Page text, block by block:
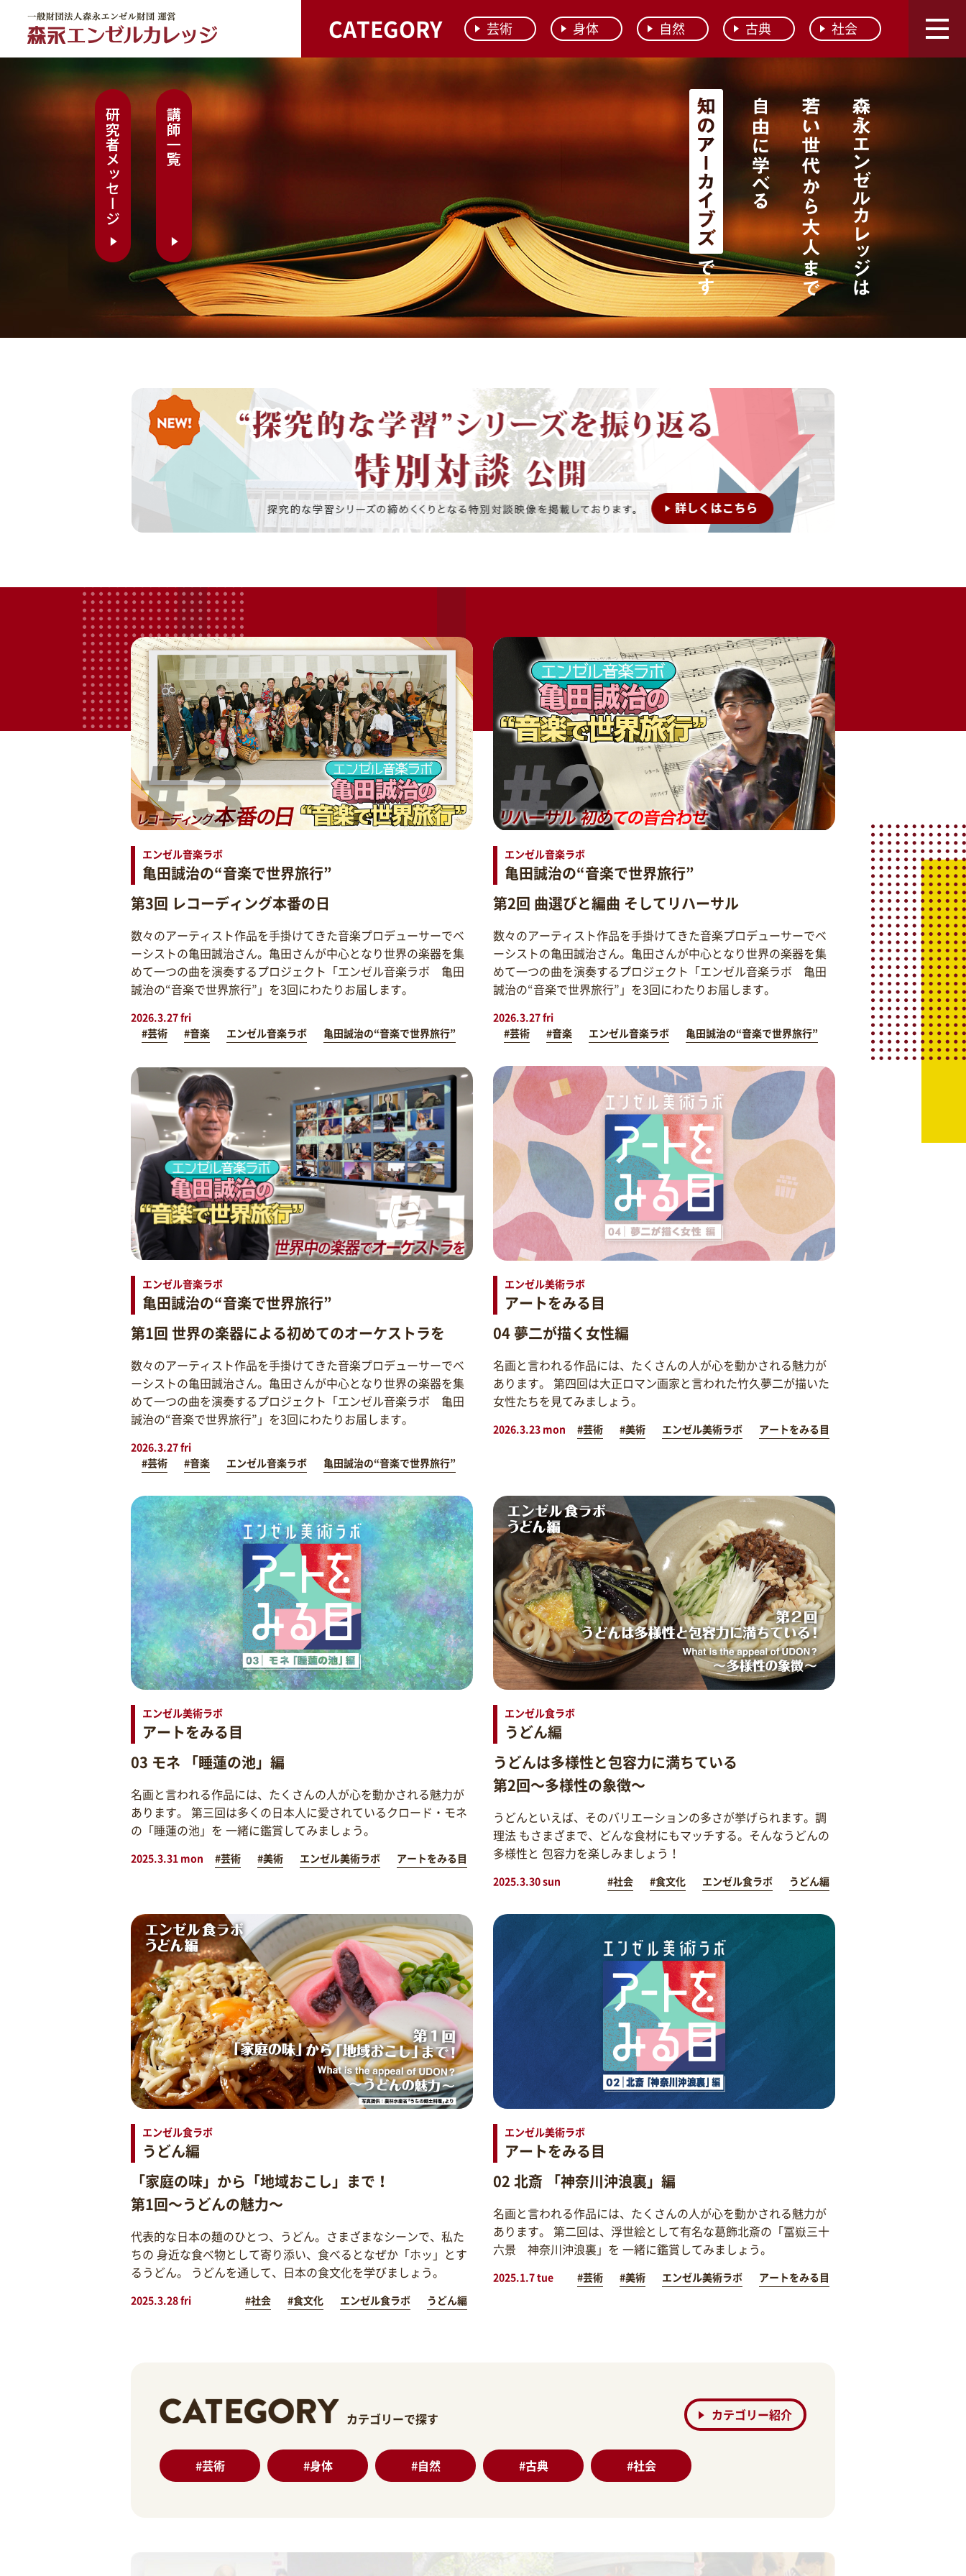
CATEGORY 芸術 身体 自然 古典 社会
エンゼル音楽ラボ
亀田誠治の“音楽で世界旅行”
第3回 レコーディング本番の日
数々のアーティスト作品を手掛けてきた音楽プロデューサーでベ
ーシストの亀田誠治さん。亀田さんが中心となり世界の楽器を集
めて一つの曲を演奏するプロジェクト「エンゼル音楽ラボ 亀田
誠治の“音楽で世界旅行”」を3回にわたりお届します。
2026.3.27 fri
#芸術
#音楽 エンゼル音楽ラボ 亀田誠治の“音楽で世界旅行”
エンゼル音楽ラボ
亀田誠治の“音楽で世界旅行”
第2回 曲選びと編曲 そしてリハーサル
数々のアーティスト作品を手掛けてきた音楽プロデューサーでベ
ーシストの亀田誠治さん。亀田さんが中心となり世界の楽器を集
めて一つの曲を演奏するプロジェクト「エンゼル音楽ラボ 亀田
誠治の“音楽で世界旅行”」を3回にわたりお届します。
2026.3.27 fri
#芸術
#音楽 エンゼル音楽ラボ 亀田誠治の“音楽で世界旅行”
エンゼル音楽ラボ
亀田誠治の“音楽で世界旅行”
第1回 世界の楽器による初めてのオーケストラを
数々のアーティスト作品を手掛けてきた音楽プロデューサーでベ
ーシストの亀田誠治さん。亀田さんが中心となり世界の楽器を集
めて一つの曲を演奏するプロジェクト「エンゼル音楽ラボ 亀田
誠治の“音楽で世界旅行”」を3回にわたりお届します。
2026.3.27 fri
#芸術
#音楽 エンゼル音楽ラボ 亀田誠治の“音楽で世界旅行”
エンゼル美術ラボ
アートをみる目
04 夢二が描く女性編
名画と言われる作品には、たくさんの人が心を動かされる魅力が
あります。 第四回は大正ロマン画家と言われた竹久夢二が描いた
女性たちを見てみましょう。
2026.3.23 mon #芸術 #美術 エンゼル美術ラボ アートをみる目
エンゼル美術ラボ
アートをみる目
03 モネ 「睡蓮の池」編
名画と言われる作品には、たくさんの人が心を動かされる魅力が
あります。 第三回は多くの日本人に愛されているクロード・モネ
の「睡蓮の池」を 一緒に鑑賞してみましょう。
2025.3.31 mon #芸術 #美術 エンゼル美術ラボ アートをみる目
エンゼル食ラボ
うどん編
うどんは多様性と包容力に満ちている
第2回～多様性の象徴～
うどんといえば、そのバリエーションの多さが挙げられます。調
理法 もさまざまで、どんな食材にもマッチする。そんなうどんの
多様性と 包容力を楽しみましょう！
2025.3.30 sun #社会 #食文化 エンゼル食ラボ うどん編
エンゼル食ラボ
うどん編
「家庭の味」から「地域おこし」まで！
第1回～うどんの魅力～
代表的な日本の麺のひとつ、うどん。さまざまなシーンで、私た
ちの 身近な食べ物として寄り添い、食べるとなぜか「ホッ」とす
るうどん。 うどんを通して、日本の食文化を学びましょう。
2025.3.28 fri #社会 #食文化 エンゼル食ラボ うどん編
エンゼル美術ラボ
アートをみる目
02 北斎 「神奈川沖浪裏」編
名画と言われる作品には、たくさんの人が心を動かされる魅力が
あります。 第二回は、浮世絵として有名な葛飾北斎の「冨嶽三十
六景 神奈川沖浪裏」を 一緒に鑑賞してみましょう。
2025.1.7 tue #芸術 #美術 エンゼル美術ラボ アートをみる目
カテゴリーで探す カテゴリー紹介
#芸術 #身体 #自然 #古典 #社会